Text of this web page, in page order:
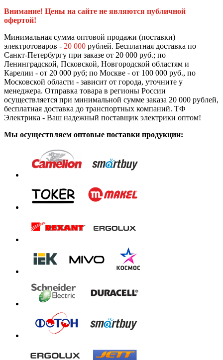
Внимание! Цены на сайте не являются публичной
офертой!
Минимальная сумма оптовой продажи (поставки)
электротоваров - 20 000 рублей. Бесплатная доставка по
Санкт-Петербургу при заказе от 20 000 руб.; по
Ленинградской, Псковской, Новгородской областям и
Карелии - от 20 000 руб; по Москве - от 100 000 руб., по
Московской области - зависит от города, уточните у
менеджера. Отправка товара в регионы России
осуществляется при минимальной сумме заказа 20 000 рублей,
бесплатная доставка до транспортных компаний. ТФ
Электрика - Ваш надежный поставщик электрики оптом!
Мы осуществляем оптовые поставки продукции: